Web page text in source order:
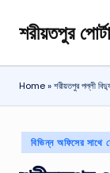
Skip
content
শরীয়তপুর
শরীয়তপুর
জেলা
বিষয়ক
পোর্টাল
Home»শরীয়তপুর পল্লী
Posted
in
বিভিন্ন অফিসের সাথে